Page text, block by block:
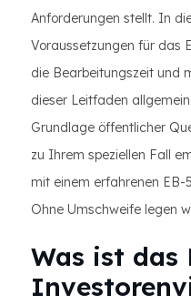
Anforderungen stellt. In
Voraussetzungen für das
die Bearbeitungszeit und
dieser Leitfaden
Grundlage öffentlicher
zu Ihrem speziellen Fall
mit einem erfahrenen EB-
Ohne Umschweife legen
Was ist das